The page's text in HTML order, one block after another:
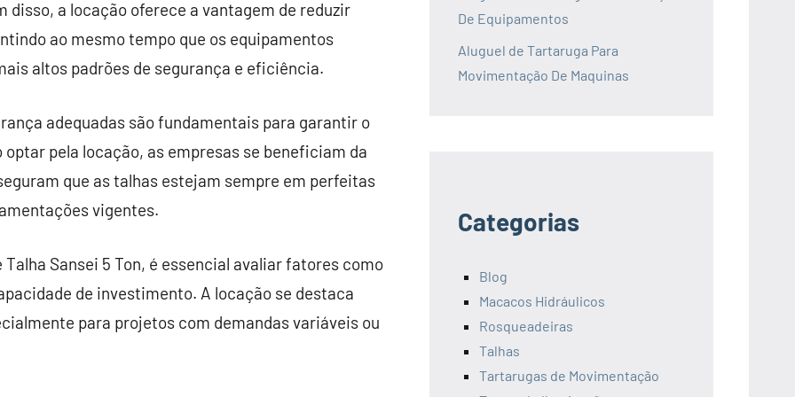
a locação oferece a vantagem de reduzir
ao mesmo tempo que os equipamentos
altos padrões de segurança e eficiência.
adequadas são fundamentais para garantir o
optar pela locação, as empresas se beneficiam da
que as talhas estejam sempre em perfeitas
vigentes.
Sansei 5 Ton, é essencial avaliar fatores como
de investimento. A locação se destaca
para projetos com demandas variáveis ou
De Equipamentos
Aluguel de Tartaruga Para
Movimentação De Maquinas
Categorias
Blog
Macacos Hidráulicos
Rosqueadeiras
Talhas
Tartarugas de Movimentação